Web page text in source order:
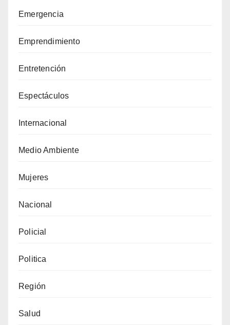
Emergencia
Emprendimiento
Entretención
Espectáculos
Internacional
Medio Ambiente
Mujeres
Nacional
Policial
Politica
Región
Salud